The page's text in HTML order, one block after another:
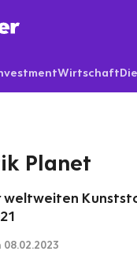
Wirtschaft
Planet
weltweiten
08.02.2023